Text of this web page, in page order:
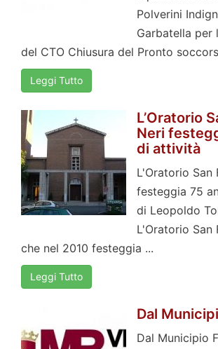
Polverini
Garbatella per
del CTO Chiusura del Pronto
Leggi Tutto
L’Oratorio
Neri
di attività
L'Oratorio San
festeggia 75
di Leopoldo
L'Oratorio San
che nel 2010 festeggia ...
Leggi Tutto
Dal
Dal Municipio